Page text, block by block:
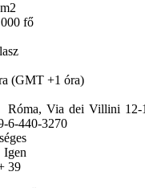
fő
(GMT +1 óra)
Róma, Via dei Villini 12-
6-440-3270
Igen
39